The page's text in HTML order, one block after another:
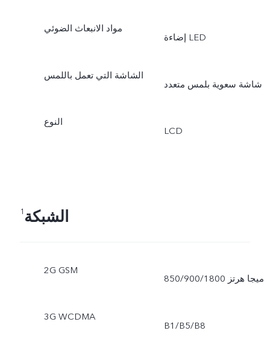
مواد الانبعاث الضوئي
إضاءة LED
الشاشة التي تعمل باللمس
شاشة سعوية بلمس متعدد
النوع
LCD
الشبكة 1
2G GSM
850/900/1800 ميجا هرتز
3G WCDMA
B1/B5/B8